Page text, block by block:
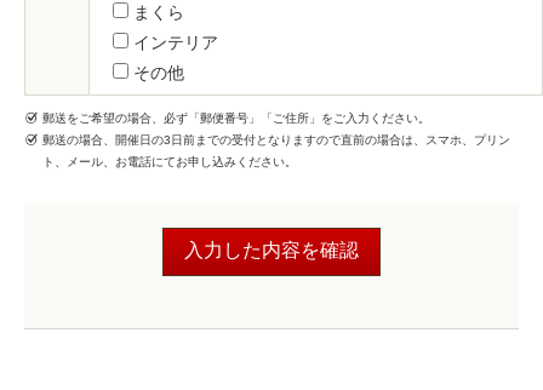
まくら
インテリア
その他
郵送をご希望の場合、必ず「郵便番号」「ご住所」をご入力ください。
郵送の場合、開催日の3日前までの受付となりますので直前の場合は、スマホ、プリン
ト、メール、お電話にてお申し込みください。